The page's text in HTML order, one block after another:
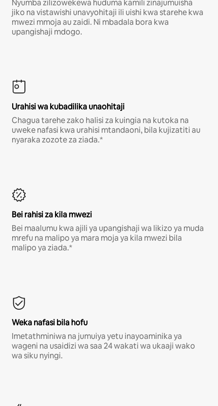
Nyumba zilizowekewa huduma kamili zinajumuisha
jiko na vistawishi unavyohitaji ili uishi kwa starehe kwa
mwezi mmoja au zaidi. Ni mbadala bora kwa
upangishaji mdogo.
Urahisi wa kubadilika unaohitaji
Chagua tarehe zako halisi za kuingia na kutoka na
uweke nafasi kwa urahisi mtandaoni, bila kujizatiti au
nyaraka zozote za ziada.*
Bei rahisi za kila mwezi
Bei maalumu kwa ajili ya upangishaji wa likizo ya muda
mrefu na malipo ya mara moja ya kila mwezi bila
malipo ya ziada.*
Weka nafasi bila hofu
Imetathminiwa na jumuiya yetu inayoaminika ya
wageni na usaidizi wa saa 24 wakati wa ukaaji wako
wa siku nyingi.